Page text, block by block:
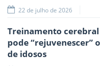
22 de julho de 2026
Treinamento
pode “rejuvenescer”
de idosos